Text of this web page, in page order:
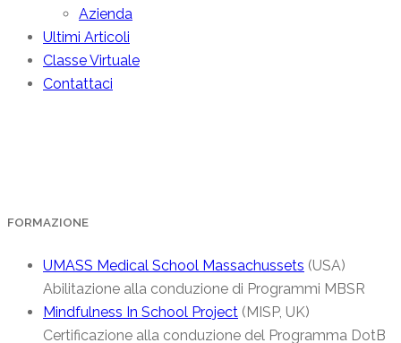
Azienda
Ultimi Articoli
Classe Virtuale
Contattaci
FORMAZIONE
UMASS Medical School Massachussets (USA)
Abilitazione alla conduzione di Programmi MBSR
Mindfulness In School Project (MISP, UK)
Certificazione alla conduzione del Programma DotB